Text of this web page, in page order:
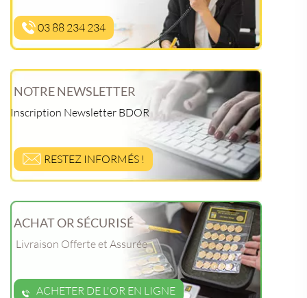
03 88 234 234
NOTRE NEWSLETTER
Inscription Newsletter BDOR
RESTEZ INFORMÉS !
ACHAT OR SÉCURISÉ
Livraison Offerte et Assurée
ACHETER DE L'OR EN LIGNE